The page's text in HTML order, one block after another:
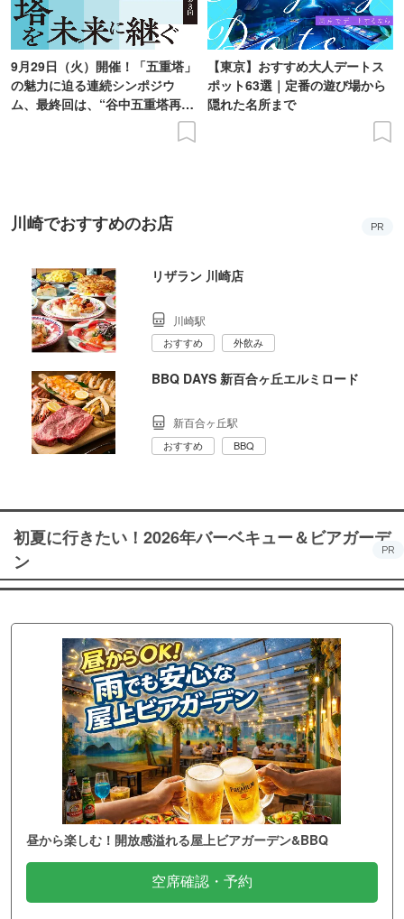
9月29日（火）開催！「五重塔」
の魅力に迫る連続シンポジウ
ム、最終回は、“谷中五重塔再建
【東京】おすすめ大人デートス
ポット63選｜定番の遊び場から
隠れた名所まで
川崎でおすすめのお店 PR
リザラン 川崎店
川崎駅
おすすめ 外飲み
BBQ DAYS 新百合ヶ丘エルミロード
新百合ヶ丘駅
おすすめ BBQ
初夏に行きたい！2026年バーベキュー＆ビアガーデ
ン
PR
昼から楽しむ！開放感溢れる屋上ビアガーデン&BBQ
空席確認・予約